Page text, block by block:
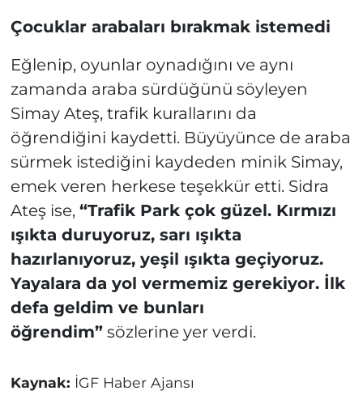
Çocuklar arabaları bırakmak istemedi
Eğlenip, oyunlar oynadığını ve aynı
zamanda araba sürdüğünü söyleyen
Simay Ateş, trafik kurallarını da
öğrendiğini kaydetti. Büyüyünce de araba
sürmek istediğini kaydeden minik Simay,
emek veren herkese teşekkür etti. Sidra
Ateş ise, “Trafik Park çok güzel. Kırmızı
ışıkta duruyoruz, sarı ışıkta
hazırlanıyoruz, yeşil ışıkta geçiyoruz.
Yayalara da yol vermemiz gerekiyor. İlk
defa geldim ve bunları
öğrendim”sözlerine yer verdi.
Kaynak: İGF Haber Ajansı